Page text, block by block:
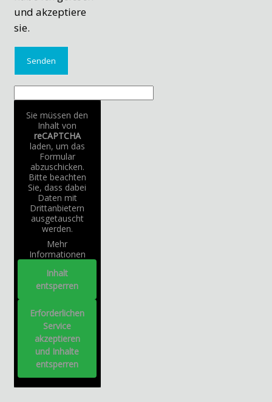
und akzeptiere
sie.
Sie müssen den
Inhalt von
reCAPTCHA
laden, um das
Formular
abzuschicken.
Bitte beachten
Sie, dass dabei
Daten mit
Drittanbietern
ausgetauscht
werden.
Mehr
Informationen
Inhalt
entsperren
Erforderlichen
Service
akzeptieren
und Inhalte
entsperren